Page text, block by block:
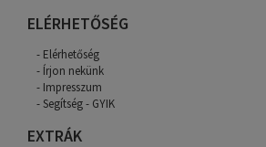
ELÉRHETŐSÉG
Elérhetőség
Írjon nekünk
Impresszum
Segítség - GYIK
EXTRÁK